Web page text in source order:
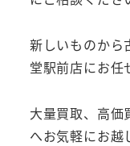
新しいものから
堂駅前店にお任
大量買取、高価
へお気軽にお越